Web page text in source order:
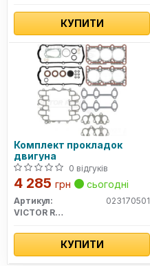
КУПИТИ
Комплект прокладок
двигуна
0 відгуків
4 285 грн сьогодні
Артикул:
023170501
VICTOR REINZ
КУПИТИ